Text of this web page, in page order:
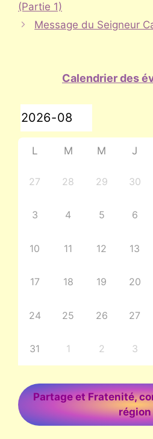
(Partie 1)
Message du Seigneur
Calendrier des
L M M J
27 28 29 30
3 4 5 6
10 11 12 13
17 18 19 20
24 25 26 27
31 1 2 3
Partage et Fratenité,
région